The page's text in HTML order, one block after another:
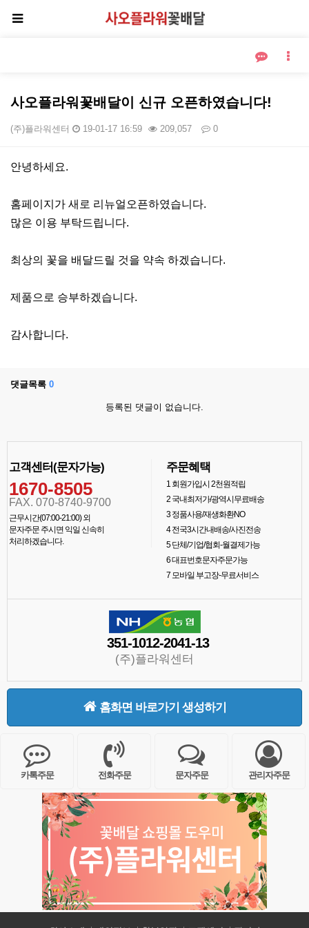
사오플라워꽃배달이 신규 오픈하였습니다!
(주)플라워센터 19-01-17 16:59 209,057 0
본문
안녕하세요.
홈페이지가 새로 리뉴얼오픈하였습니다.
많은 이용 부탁드립니다.
최상의 꽃을 배달드릴 것을 약속 하겠습니다.
제품으로 승부하겠습니다.
감사합니다.
댓글목록 0
등록된 댓글이 없습니다.
고객센터(문자가능)
1670-8505
FAX. 070-8740-9700
근무시간(07:00-21:00) 외
문자주문 주시면 익일 신속히
처리하겠습니다.
주문혜택
1회원가입시 2천원적립
2국내최저가/광역시무료배송
3정품사용/재생화환NO
4전국3시간내배송/사진전송
5단체/기업/협회-월결제가능
6대표번호문자주문가능
7모바일 부고장-무료서비스
351-1012-2041-13
(주)플라워센터
홈화면 바로가기 생성하기
카톡주문 전화주문 문자주문 관리자주문